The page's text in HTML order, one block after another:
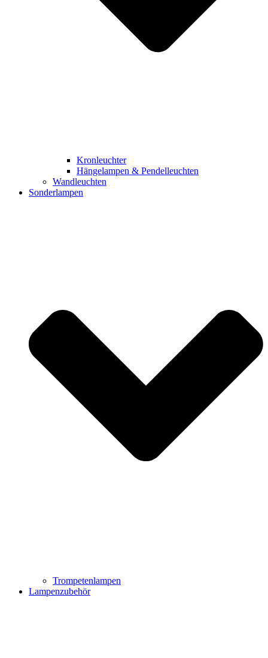
Kronleuchter
Hängelampen & Pendelleuchten
Wandleuchten
Sonderlampen
Trompetenlampen
Lampenzubehör